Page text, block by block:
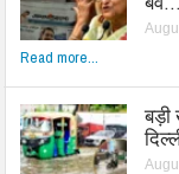
Read more...